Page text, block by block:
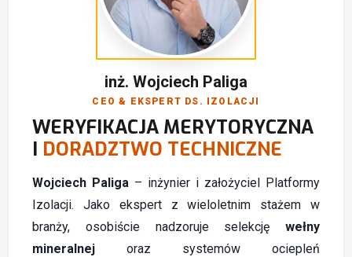
WERYFIKACJA MERYTORYCZNA
I DORADZTWO TECHNICZNE
Wojciech Paliga – inżynier i założyciel Platformy
Izolacji. Jako ekspert z wieloletnim stażem w
branży, osobiście nadzoruje selekcję wełny
mineralnej oraz systemów ociepleń
inż. Wojciech Paliga
CEO & EKSPERT DS. IZOLACJI